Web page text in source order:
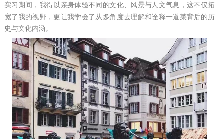
实习期间，我得以亲身体验不同的文化、风景与人文气息，这不仅拓
宽了我的视野，更让我学会了从多角度去理解和诠释一道菜背后的历
史与文化内涵。